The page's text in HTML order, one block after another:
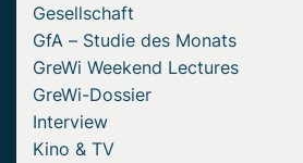
Gesellschaft
GfA – Studie des Monats
GreWi Weekend Lectures
GreWi-Dossier
Interview
Kino & TV